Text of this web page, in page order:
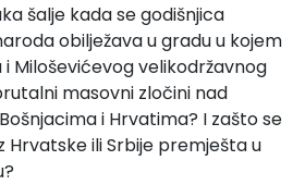
šalje kada se godišnjica
obilježava u gradu u kojem
Miloševićevog velikodržavnog
masovni zločini nad
i Hrvatima? I zašto se
Hrvatske ili Srbije premješta u